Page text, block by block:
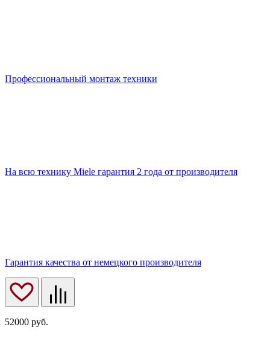
Профессиональный монтаж техники
На всю технику Miele гарантия 2 года от производителя
Гарантия качества от немецкого производителя
52000 руб.